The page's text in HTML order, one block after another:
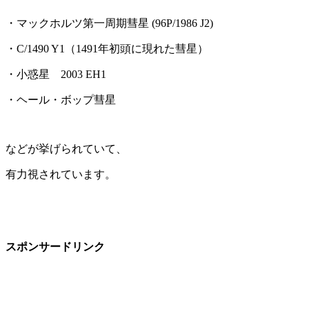
・マックホルツ第一周期彗星 (96P/1986 J2)
・C/1490 Y1（1491年初頭に現れた彗星）
・小惑星 2003 EH1
・ヘール・ボップ彗星
などが挙げられていて、
有力視されています。
スポンサードリンク